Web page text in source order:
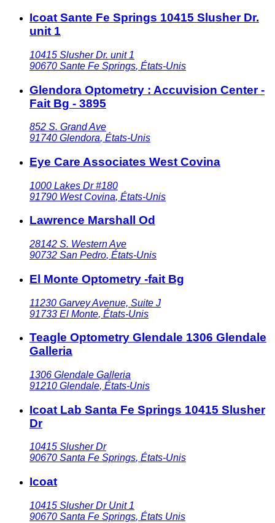
Icoat Sante Fe Springs 10415 Slusher Dr.
unit 1
10415 Slusher Dr. unit 1
90670 Sante Fe Springs, États-Unis
Glendora Optometry : Accuvision Center -
Fait Bg - 3895
852 S. Grand Ave
91740 Glendora, États-Unis
Eye Care Associates West Covina
1000 Lakes Dr #180
91790 West Covina, États-Unis
Lawrence Marshall Od
28142 S. Western Ave
90732 San Pedro, États-Unis
El Monte Optometry -fait Bg
11230 Garvey Avenue, Suite J
91733 El Monte, États-Unis
Teagle Optometry Glendale 1306 Glendale
Galleria
1306 Glendale Galleria
91210 Glendale, États-Unis
Icoat Lab Santa Fe Springs 10415 Slusher
Dr
10415 Slusher Dr
90670 Santa Fe Springs, États-Unis
Icoat
10415 Slusher Dr Unit 1
90670 Santa Fe Springs, États Unis